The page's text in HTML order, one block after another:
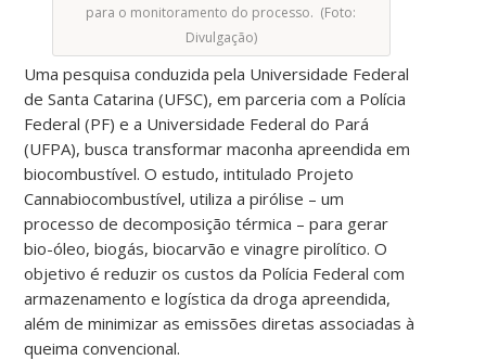
para o monitoramento do processo. (Foto:
Divulgação)
Uma pesquisa conduzida pela Universidade Federal
de Santa Catarina (UFSC), em parceria com a Polícia
Federal (PF) e a Universidade Federal do Pará
(UFPA), busca transformar maconha apreendida em
biocombustível. O estudo, intitulado Projeto
Cannabiocombustível, utiliza a pirólise – um
processo de decomposição térmica – para gerar
bio-óleo, biogás, biocarvão e vinagre pirolítico. O
objetivo é reduzir os custos da Polícia Federal com
armazenamento e logística da droga apreendida,
além de minimizar as emissões diretas associadas à
queima convencional.